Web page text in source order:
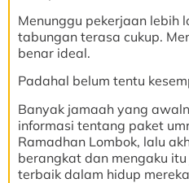
Menunggu pekerjaan lebih
tabungan terasa cukup.
benar ideal.
Padahal belum tentu
Banyak jamaah yang
informasi tentang paket
Ramadhan Lombok, lalu
berangkat dan mengaku
terbaik dalam hidup